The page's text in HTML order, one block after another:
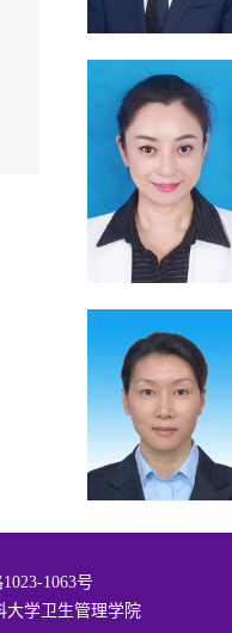
1063号
大学卫生管理学院